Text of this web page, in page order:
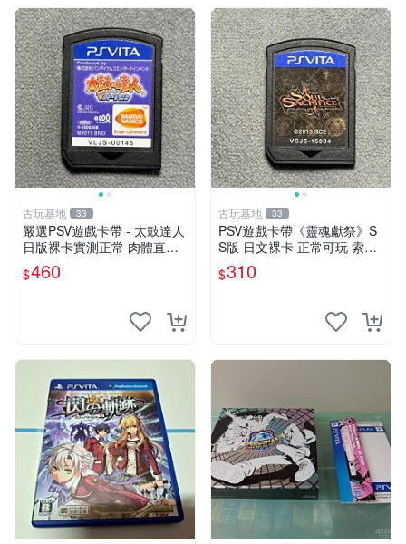
古玩基地 33
嚴選PSV遊戲卡帶 - 太鼓達人
日版裸卡實測正常 肉體直銷
Sony官方認證 太鼓達人 PSV
日版裸卡 測試無誤 PSV機專
$460
古玩基地 33
PSV遊戲卡帶《靈魂獻祭》S
S版 日文裸卡 正常可玩 索尼
專用 不退不換 次數買兩送一
靈魂獻祭 PSP-VITA PSVita
$310